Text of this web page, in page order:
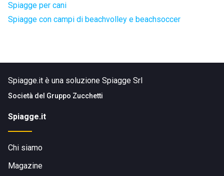
Spiagge per cani
Spiagge con campi di beachvolley e beachsoccer
Spiagge.it è una soluzione Spiagge Srl
Società del Gruppo Zucchetti
Spiagge.it
Chi siamo
Magazine